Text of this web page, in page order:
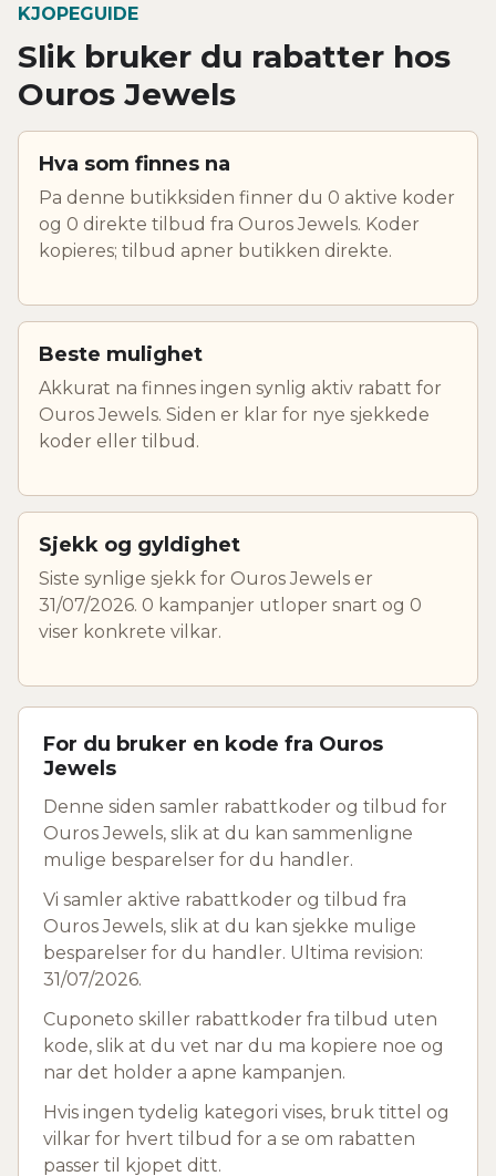
KJOPEGUIDE
Slik bruker du rabatter hos
Ouros Jewels
Hva som finnes na
Pa denne butikksiden finner du 0 aktive koder
og 0 direkte tilbud fra Ouros Jewels. Koder
kopieres; tilbud apner butikken direkte.
Beste mulighet
Akkurat na finnes ingen synlig aktiv rabatt for
Ouros Jewels. Siden er klar for nye sjekkede
koder eller tilbud.
Sjekk og gyldighet
Siste synlige sjekk for Ouros Jewels er
31/07/2026. 0 kampanjer utloper snart og 0
viser konkrete vilkar.
For du bruker en kode fra Ouros
Jewels
Denne siden samler rabattkoder og tilbud for
Ouros Jewels, slik at du kan sammenligne
mulige besparelser for du handler.
Vi samler aktive rabattkoder og tilbud fra
Ouros Jewels, slik at du kan sjekke mulige
besparelser for du handler. Ultima revision:
31/07/2026.
Cuponeto skiller rabattkoder fra tilbud uten
kode, slik at du vet nar du ma kopiere noe og
nar det holder a apne kampanjen.
Hvis ingen tydelig kategori vises, bruk tittel og
vilkar for hvert tilbud for a se om rabatten
passer til kjopet ditt.